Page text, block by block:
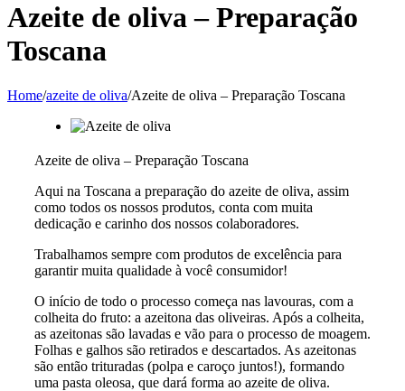
Azeite de oliva – Preparação
Toscana
Home/azeite de oliva/Azeite de oliva – Preparação Toscana
Azeite de oliva – Preparação Toscana
Aqui na Toscana a preparação do azeite de oliva, assim
como todos os nossos produtos, conta com muita
dedicação e carinho dos nossos colaboradores.
Trabalhamos sempre com produtos de excelência para
garantir muita qualidade à você consumidor!
O início de todo o processo começa nas lavouras, com a
colheita do fruto: a azeitona das oliveiras. Após a colheita,
as azeitonas são lavadas e vão para o processo de moagem.
Folhas e galhos são retirados e descartados. As azeitonas
são então trituradas (polpa e caroço juntos!), formando
uma pasta oleosa, que dará forma ao azeite de oliva.